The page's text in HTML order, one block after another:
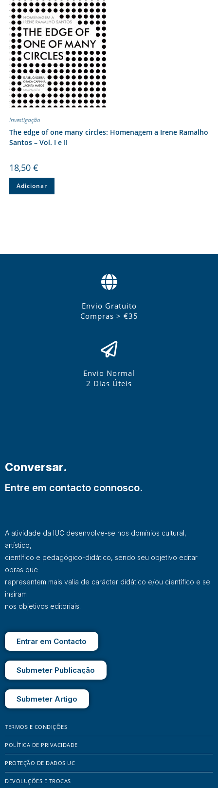
Investigação
The edge of one many circles: Homenagem a Irene Ramalho
Santos – Vol. I e II
18,50 €
Adicionar
Envio Gratuito
Compras > €35
Envio Normal
2 Dias Úteis
Conversar.
Entre em contacto connosco.
A atividade da IUC desenvolve-se nos domínios cultural,
artístico,
científico e pedagógico-didático, sendo seu objetivo editar
obras que
representem mais valia de carácter didático e/ou científico e se
insiram
nos objetivos editoriais.
Entrar em Contacto
Submeter Publicação
Submeter Artigo
TERMOS E CONDIÇÕES
POLÍTICA DE PRIVACIDADE
PROTEÇÃO DE DADOS UC
DEVOLUÇÕES E TROCAS